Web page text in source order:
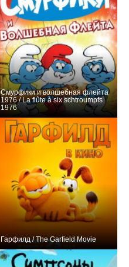
Смурфики и волшебная флейта
1976 / La flûte à six schtroumpfs
1976
Гарфилд / The Garfield Movie